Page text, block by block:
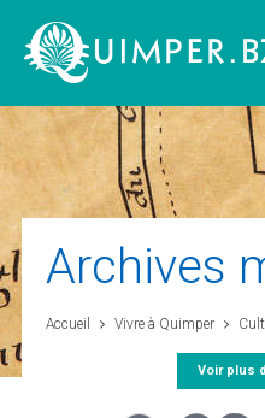
Vivre à Quimper
Découvrir Quimper
Quimper demain
Archives
Accueil Vivre à Quimper
Voir plus